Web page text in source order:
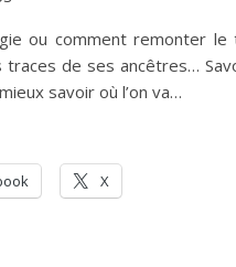
ou comment remonter le
de ses ancêtres…
savoir où l’on va…
X